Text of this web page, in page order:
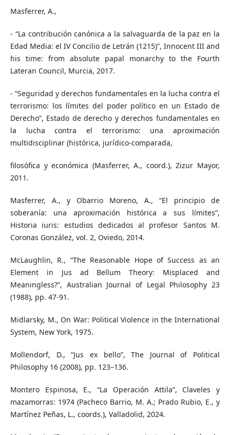
Masferrer, A.,
- “La contribución canónica a la salvaguarda de la paz en la
Edad Media: el IV Concilio de Letrán (1215)”, Innocent III and
his time: from absolute papal monarchy to the Fourth
Lateran Council, Murcia, 2017.
- “Seguridad y derechos fundamentales en la lucha contra el
terrorismo: los límites del poder político en un Estado de
Derecho”, Estado de derecho y derechos fundamentales en
la lucha contra el terrorismo: una aproximación
multidisciplinar (histórica, jurídico-comparada,
filosófica y económica (Masferrer, A., coord.), Zizur Mayor,
2011.
Masferrer, A., y Obarrio Moreno, A., “El principio de
soberanía: una aproximación histórica a sus límites”,
Historia iuris: estudios dedicados al profesor Santos M.
Coronas González, vol. 2, Oviedo, 2014.
McLaughlin, R., “The Reasonable Hope of Success as an
Element in Jus ad Bellum Theory: Misplaced and
Meaningless?”, Australian Journal of Legal Philosophy 23
(1988), pp. 47-91.
Midlarsky, M., On War: Political Violence in the International
System, New York, 1975.
Mollendorf, D., “Jus ex bello”, The Journal of Political
Philosophy 16 (2008), pp. 123–136.
Montero Espinosa, E., “La Operación Attila”, Claveles y
mazamorras: 1974 (Pacheco Barrio, M. A.; Prado Rubio, E., y
Martínez Peñas, L., coords.), Valladolid, 2024.